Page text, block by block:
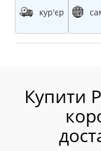
кур'єр
Купити